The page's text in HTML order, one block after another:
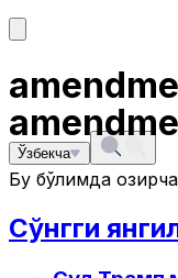
Ўзбекча
Бу бўлимда
Сўнгги